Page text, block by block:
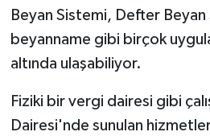
Beyan Sistemi, Defter
beyanname gibi birçok
altında ulaşabiliyor.
Fiziki bir vergi dairesi gibi
Dairesi'nde sunulan